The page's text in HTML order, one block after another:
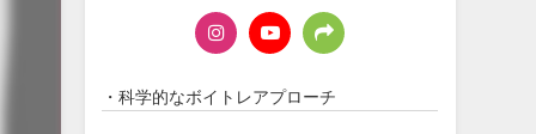
・科学的なボイトレアプローチ